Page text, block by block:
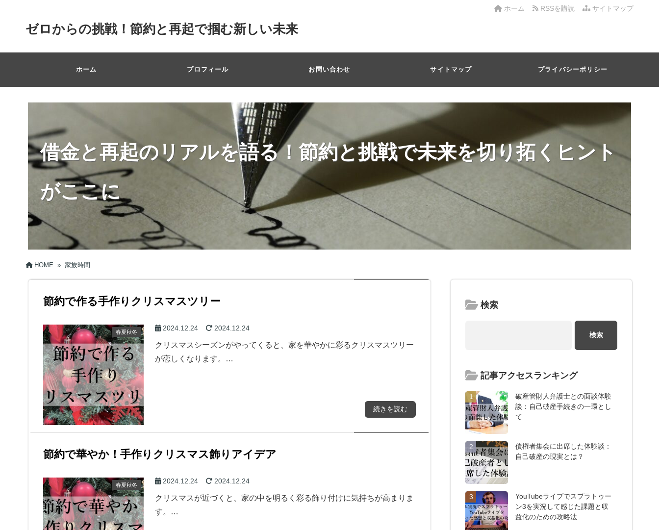
サイトマップ
RSSを購読
ホーム
ゼロからの挑戦！節約と再起で掴む新しい未来
ホーム プロフィール お問い合わせ サイトマップ プライバシーポリシー
借金と再起のリアルを語る！節約と挑戦で未来を切り拓くヒント
がここに
HOME » 家族時間
節約で作る手作りクリスマスツリー
春夏秋冬 2024.12.24 2024.12.24
クリスマスシーズンがやってくると、家を華やかに彩るクリスマスツリー
が恋しくなります。…
続きを読む
節約で華やか！手作りクリスマス飾りアイデア
春夏秋冬 2024.12.24 2024.12.24
クリスマスが近づくと、家の中を明るく彩る飾り付けに気持ちが高まりま
す。…
検索
記事アクセスランキング
1
破産管財人弁護士との面談体験
談：自己破産手続きの一環とし
て
2
債権者集会に出席した体験談：
自己破産の現実とは？
3
YouTubeライブでスプラトゥー
ン3を実況して感じた課題と収
益化のための攻略法